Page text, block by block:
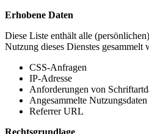
Erhobene Daten
Diese Liste enthält alle
Nutzung dieses Dienstes gesammelt
CSS-Anfragen
IP-Adresse
Anforderungen von
Angesammelte Nutzungsdaten
Referrer URL
Rechtsgrundlage